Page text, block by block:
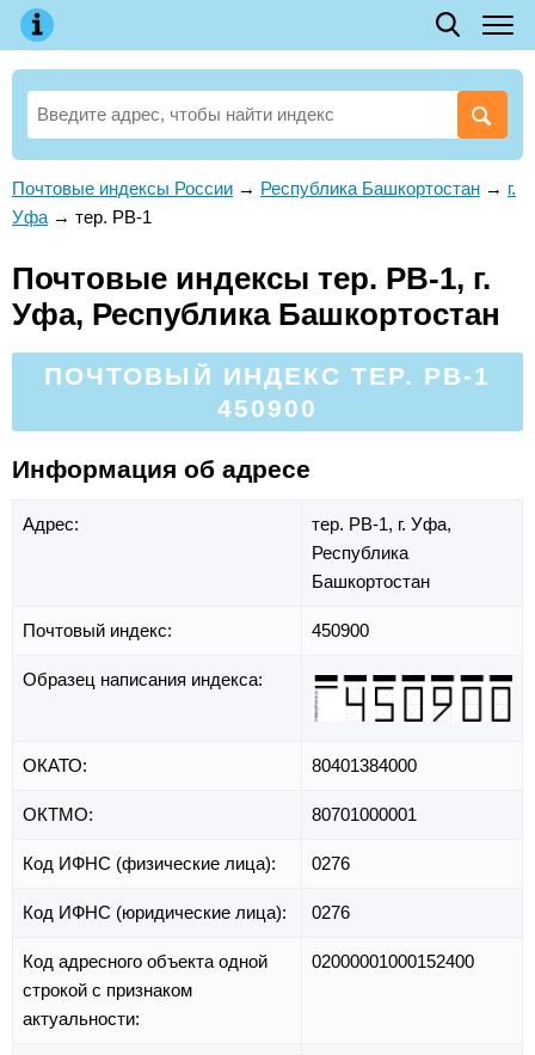
Почтовые индексы России → Республика Башкортостан → г.
Уфа → тер. РВ-1
Почтовые индексы тер. РВ-1, г.
Уфа, Республика Башкортостан
ПОЧТОВЫЙ ИНДЕКС ТЕР. РВ-1
450900
Информация об адресе
Адрес: тер. РВ-1, г. Уфа,
Республика
Башкортостан
Почтовый индекс: 450900
Образец написания индекса:
ОКАТО: 80401384000
ОКТМО: 80701000001
Код ИФНС (физические лица): 0276
Код ИФНС (юридические лица): 0276
Код адресного объекта одной
строкой с признаком
актуальности:
02000001000152400